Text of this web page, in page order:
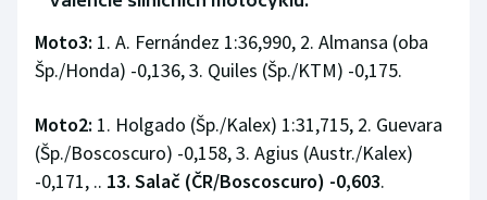
Triatlon
Veslování
Vodní slalom
Moto3: 1. A. Fernández 1:36,990, 2. Almansa (oba
Šp./Honda) -0,136, 3. Quiles (Šp./KTM) -0,175.
Moto2: 1. Holgado (Šp./Kalex) 1:31,715, 2. Guevara
(Šp./Boscoscuro) -0,158, 3. Agius (Austr./Kalex)
-0,171, .. 13. Salač (ČR/Boscoscuro) -0,603.